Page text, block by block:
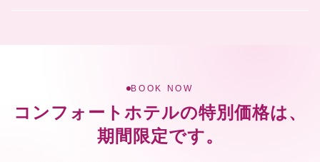
BOOK NOW
コンフォートホテルの特別価格は、
期間限定です。